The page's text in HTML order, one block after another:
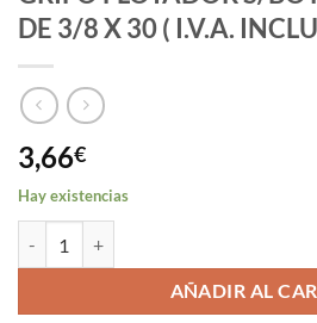
DE 3/8 X 30 ( I.V.A.
3,66€
Hay existencias
AÑADIR AL